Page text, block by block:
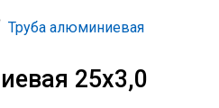
Труба алюминиевая
25х3,0